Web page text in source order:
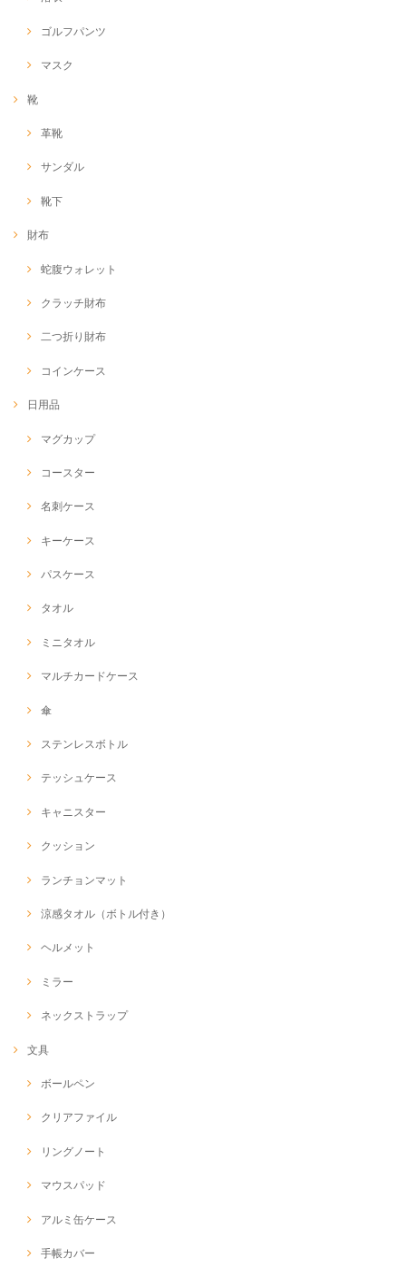
ゴルフパンツ
マスク
靴
革靴
サンダル
靴下
財布
蛇腹ウォレット
クラッチ財布
二つ折り財布
コインケース
日用品
マグカップ
コースター
名刺ケース
キーケース
パスケース
タオル
ミニタオル
マルチカードケース
傘
ステンレスボトル
テッシュケース
キャニスター
クッション
ランチョンマット
涼感タオル（ボトル付き）
ヘルメット
ミラー
ネックストラップ
文具
ボールペン
クリアファイル
リングノート
マウスパッド
アルミ缶ケース
手帳カバー